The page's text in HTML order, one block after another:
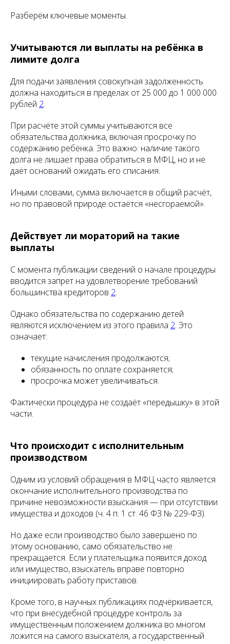
Разберём ключевые моменты.
Учитываются ли выплаты на ребёнка в
лимите долга
Для подачи заявления совокупная задолженность
должна находиться в пределах от 25 000 до 1 000 000
рублей 2.
При расчёте этой суммы учитываются все
обязательства должника, включая просрочку по
содержанию ребёнка. Это важно: наличие такого
долга не лишает права обратиться в МФЦ, но и не
даёт оснований ожидать его списания.
Иными словами, сумма включается в общий расчёт,
но по правовой природе остаётся «несгораемой».
Действует ли мораторий на такие
выплаты
С момента публикации сведений о начале процедуры
вводится запрет на удовлетворение требований
большинства кредиторов 2.
Однако обязательства по содержанию детей
являются исключением из этого правила 2. Это
означает:
текущие начисления продолжаются;
обязанность по оплате сохраняется;
просрочка может увеличиваться.
Фактически процедура не создаёт «передышку» в этой
части.
Что происходит с исполнительным
производством
Одним из условий обращения в МФЦ часто является
окончание исполнительного производства по
причине невозможности взыскания — при отсутствии
имущества и доходов (ч. 4 п. 1 ст. 46 ФЗ № 229-ФЗ).
Но даже если производство было завершено по
этому основанию, само обязательство не
прекращается. Если у плательщика появится доход
или имущество, взыскатель вправе повторно
инициировать работу приставов.
Кроме того, в научных публикациях подчёркивается,
что при внесудебной процедуре контроль за
имущественным положением должника во многом
ложится на самого взыскателя, а государственный